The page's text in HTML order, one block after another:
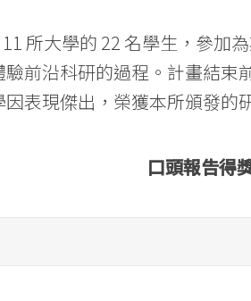
所大學的 22 名學生，參加
前沿科研的過程。計畫結
表現傑出，榮獲本所頒發的
口頭報告得